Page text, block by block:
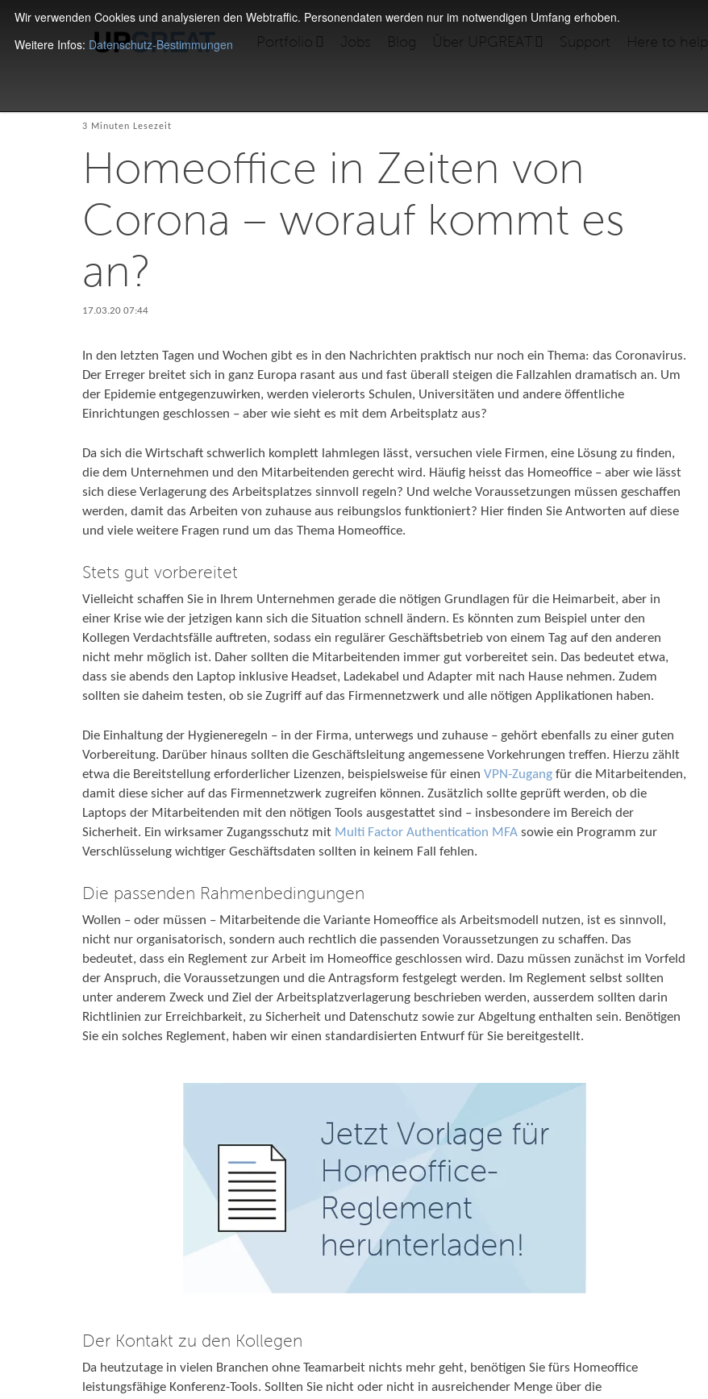
Wir verwenden Cookies und analysieren den Webtraffic. Personendaten werden nur im notwendigen Umfang erhoben.
Weitere Infos: Datenschutz-Bestimmungen Portfolio Jobs Blog Über UPGREAT Support Here to help
3 Minuten Lesezeit
Homeoffice in Zeiten von
Corona – worauf kommt es
an?
17.03.20 07:44
In den letzten Tagen und Wochen gibt es in den Nachrichten praktisch nur noch ein Thema: das Coronavirus.
Der Erreger breitet sich in ganz Europa rasant aus und fast überall steigen die Fallzahlen dramatisch an. Um
der Epidemie entgegenzuwirken, werden vielerorts Schulen, Universitäten und andere öffentliche
Einrichtungen geschlossen – aber wie sieht es mit dem Arbeitsplatz aus?
Da sich die Wirtschaft schwerlich komplett lahmlegen lässt, versuchen viele Firmen, eine Lösung zu finden,
die dem Unternehmen und den Mitarbeitenden gerecht wird. Häufig heisst das Homeoffice – aber wie lässt
sich diese Verlagerung des Arbeitsplatzes sinnvoll regeln? Und welche Voraussetzungen müssen geschaffen
werden, damit das Arbeiten von zuhause aus reibungslos funktioniert? Hier finden Sie Antworten auf diese
und viele weitere Fragen rund um das Thema Homeoffice.
Stets gut vorbereitet
Vielleicht schaffen Sie in Ihrem Unternehmen gerade die nötigen Grundlagen für die Heimarbeit, aber in
einer Krise wie der jetzigen kann sich die Situation schnell ändern. Es könnten zum Beispiel unter den
Kollegen Verdachtsfälle auftreten, sodass ein regulärer Geschäftsbetrieb von einem Tag auf den anderen
nicht mehr möglich ist. Daher sollten die Mitarbeitenden immer gut vorbereitet sein. Das bedeutet etwa,
dass sie abends den Laptop inklusive Headset, Ladekabel und Adapter mit nach Hause nehmen. Zudem
sollten sie daheim testen, ob sie Zugriff auf das Firmennetzwerk und alle nötigen Applikationen haben.
Die Einhaltung der Hygieneregeln – in der Firma, unterwegs und zuhause – gehört ebenfalls zu einer guten
Vorbereitung. Darüber hinaus sollten die Geschäftsleitung angemessene Vorkehrungen treffen. Hierzu zählt
etwa die Bereitstellung erforderlicher Lizenzen, beispielsweise für einen VPN-Zugang für die Mitarbeitenden,
damit diese sicher auf das Firmennetzwerk zugreifen können. Zusätzlich sollte geprüft werden, ob die
Laptops der Mitarbeitenden mit den nötigen Tools ausgestattet sind – insbesondere im Bereich der
Sicherheit. Ein wirksamer Zugangsschutz mit Multi Factor Authentication MFA sowie ein Programm zur
Verschlüsselung wichtiger Geschäftsdaten sollten in keinem Fall fehlen.
Die passenden Rahmenbedingungen
Wollen – oder müssen – Mitarbeitende die Variante Homeoffice als Arbeitsmodell nutzen, ist es sinnvoll,
nicht nur organisatorisch, sondern auch rechtlich die passenden Voraussetzungen zu schaffen. Das
bedeutet, dass ein Reglement zur Arbeit im Homeoffice geschlossen wird. Dazu müssen zunächst im Vorfeld
der Anspruch, die Voraussetzungen und die Antragsform festgelegt werden. Im Reglement selbst sollten
unter anderem Zweck und Ziel der Arbeitsplatzverlagerung beschrieben werden, ausserdem sollten darin
Richtlinien zur Erreichbarkeit, zu Sicherheit und Datenschutz sowie zur Abgeltung enthalten sein. Benötigen
Sie ein solches Reglement, haben wir einen standardisierten Entwurf für Sie bereitgestellt.
Der Kontakt zu den Kollegen
Da heutzutage in vielen Branchen ohne Teamarbeit nichts mehr geht, benötigen Sie fürs Homeoffice
leistungsfähige Konferenz-Tools. Sollten Sie nicht oder nicht in ausreichender Menge über die